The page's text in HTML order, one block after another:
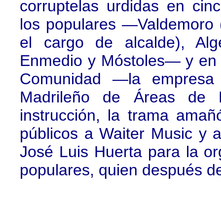
corruptelas urdidas en
los populares —Valdemoro
el cargo de alcalde),
Enmedio y Móstoles— y
Comunidad —la
Madrileño de Áreas de
instrucción, la trama
públicos a Waiter Music y
José Luis Huerta para la
populares, quien después